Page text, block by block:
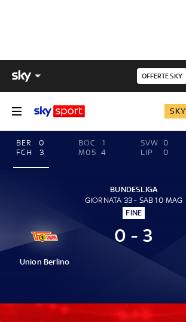
OFFERTE SKY
BER
0
FCH
3
BOC
1
M05
4
SVW 0
LIP
0
BUNDESLIGA
GIORNATA 33 - SAB 10 MAG
FINE
Union Berlino
0 - 3